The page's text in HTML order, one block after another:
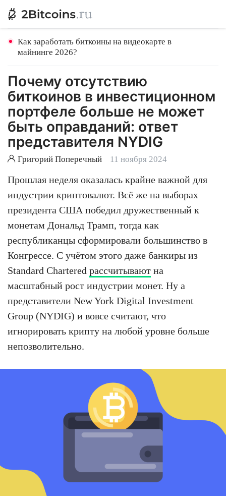
Как заработать биткоины на видеокарте в
майнинге 2026?
Почему отсутствию
биткоинов в инвестиционном
портфеле больше не может
быть оправданий: ответ
представителя NYDIG
Григорий Поперечный 11 ноября 2024
Прошлая неделя оказалась крайне важной для
индустрии криптовалют. Всё же на выборах
президента США победил дружественный к
монетам Дональд Трамп, тогда как
республиканцы сформировали большинство в
Конгрессе. С учётом этого даже банкиры из
Standard Chartered рассчитывают на
масштабный рост индустрии монет. Ну а
представители New York Digital Investment
Group (NYDIG) и вовсе считают, что
игнорировать крипту на любой уровне больше
непозволительно.